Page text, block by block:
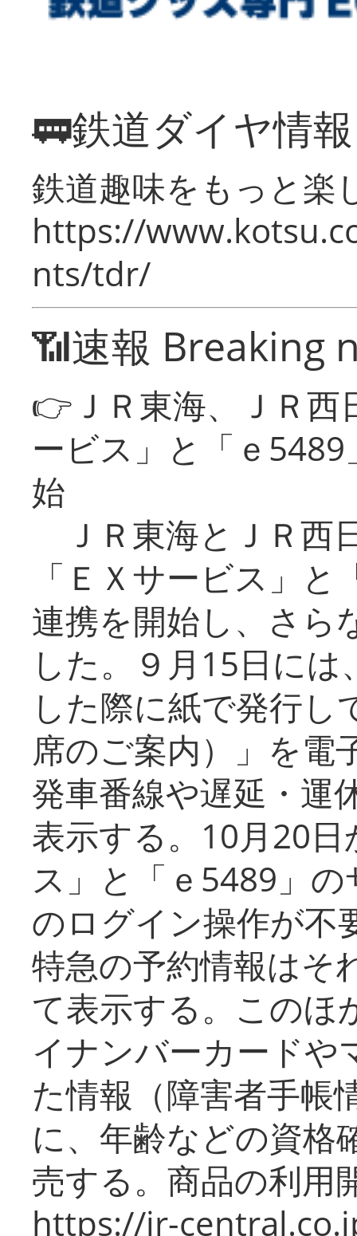
🚃鉄道ダイヤ情
鉄道趣味をもっと楽
https://
nts/tdr/
📶速報 Breaking
👉ＪＲ東海、ＪＲ
ービス」と「ｅ
始
ＪＲ東海とＪＲ西
「ＥＸサービス」
連携を開始し、さら
した。９月15日に
した際に紙で発行し
席のご案内）」を電
発車番線や遅延・運
表示する。10月20
ス」と「ｅ5489」
のログイン操作が不
特急の予約情報はそ
て表示する。このほ
イナンバーカードや
た情報（障害者手帳
に、年齢などの資格
売する。商品の利用
https://jr-